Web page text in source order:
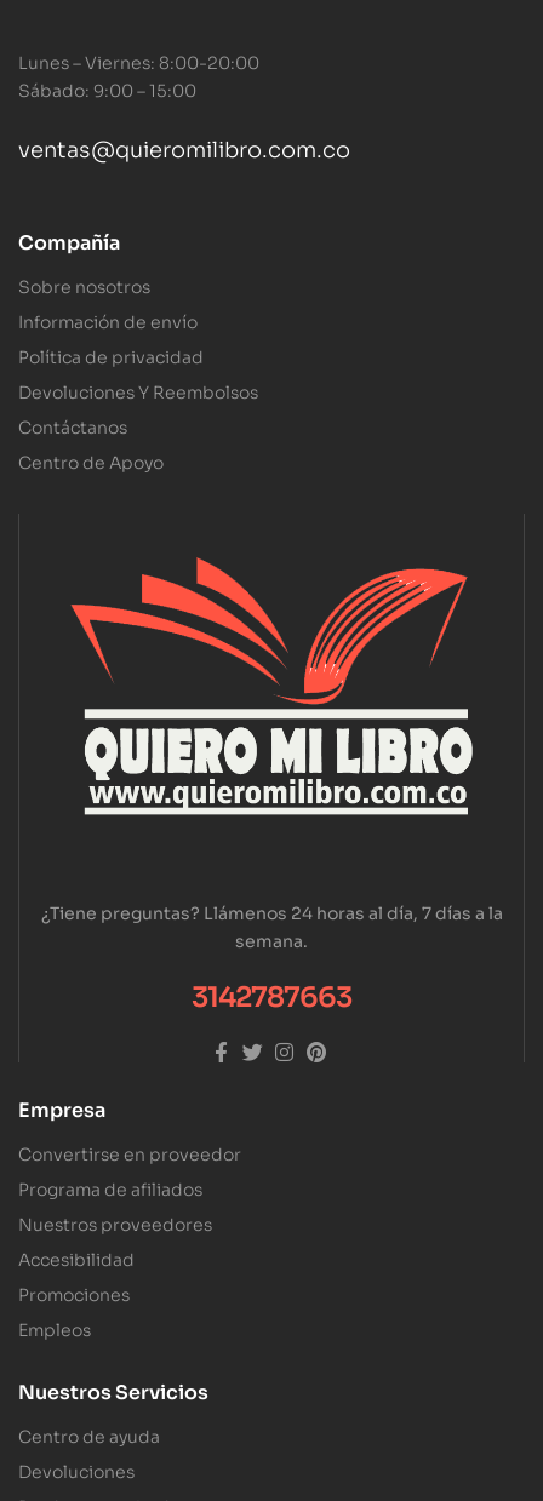
Lunes – Viernes: 8:00-20:00
Sábado: 9:00 – 15:00
ventas@quieromilibro.com.co
Compañía
Sobre nosotros
Información de envío
Política de privacidad
Devoluciones Y Reembolsos
Contáctanos
Centro de Apoyo
¿Tiene preguntas? Llámenos 24 horas al día, 7 días a la
semana.
3142787663
Empresa
Convertirse en proveedor
Programa de afiliados
Nuestros proveedores
Accesibilidad
Promociones
Empleos
Nuestros Servicios
Centro de ayuda
Devoluciones